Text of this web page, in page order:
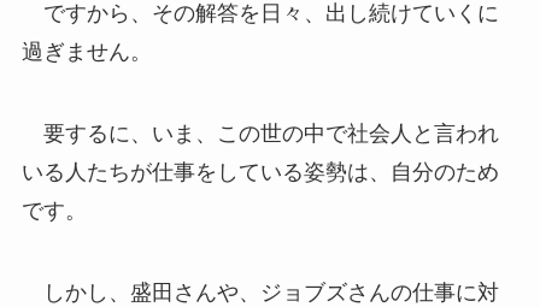
ですから、その解答を日々、出し続けていくに
過ぎません。
要するに、いま、この世の中で社会人と言われ
いる人たちが仕事をしている姿勢は、自分のため
です。
しかし、盛田さんや、ジョブズさんの仕事に対